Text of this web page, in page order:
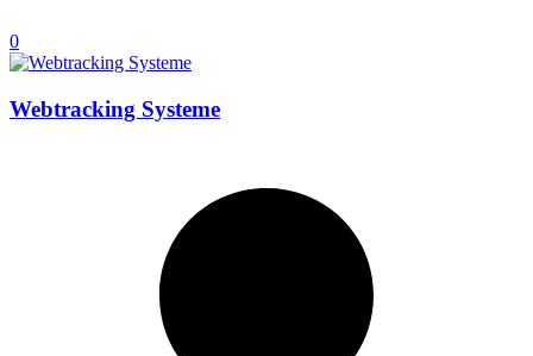
0
Webtracking Systeme